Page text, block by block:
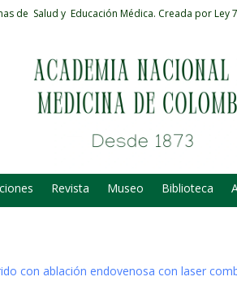
de Salud y Educación Médica. Creada por Ley
Revista Museo Biblioteca